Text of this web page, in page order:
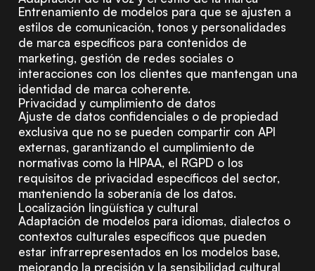
Entrenamiento de modelos para que se ajusten a
estilos de comunicación, tonos y personalidades
de marca específicos para contenidos de
marketing, gestión de redes sociales o
interacciones con los clientes que mantengan una
identidad de marca coherente.
Privacidad y cumplimiento de datos
Ajuste de datos confidenciales o de propiedad
exclusiva que no se pueden compartir con API
externas, garantizando el cumplimiento de
normativas como la HIPAA, el RGPD o los
requisitos de privacidad específicos del sector,
manteniendo la soberanía de los datos.
Localización lingüística y cultural
Adaptación de modelos para idiomas, dialectos o
contextos culturales específicos que pueden
estar infrarrepresentados en los modelos base,
mejorando la precisión y la sensibilidad cultural